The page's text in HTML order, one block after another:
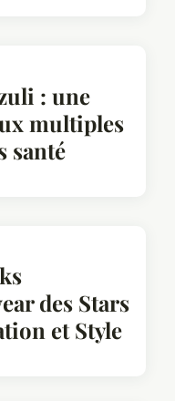
: une
multiples
santé
des Stars
et Style